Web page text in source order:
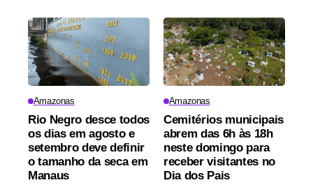
Amazonas
Rio Negro desce todos
os dias em agosto e
setembro deve definir
o tamanho da seca em
Manaus
Amazonas
Cemitérios municipais
abrem das 6h às 18h
neste domingo para
receber visitantes no
Dia dos Pais